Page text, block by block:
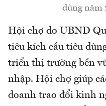
dùng năm
Hội chợ do UBND
tiêu kích cầu tiêu
triển thị trường bền
nhập. Hội chợ giúp
doanh trao đổi kinh